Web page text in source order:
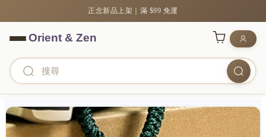
正念新品上架｜滿 $99 免運